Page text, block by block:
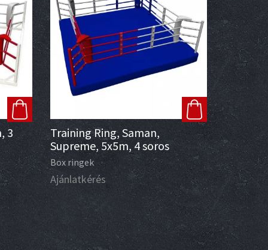
3
Training Ring, Saman,
Supreme, 5x5m, 4 soros
Box ringek
Ajánlatkérés